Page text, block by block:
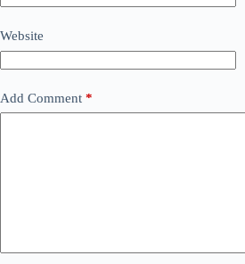
Website
Add Comment *